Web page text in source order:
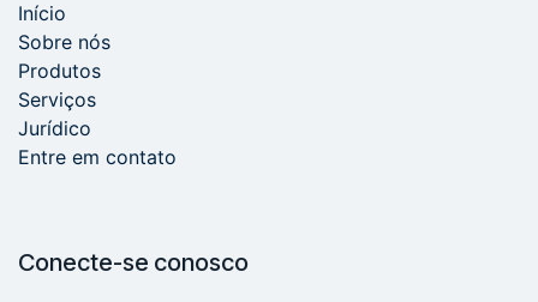
Início
Sobre nós
Produtos
Serviços
Jurídico
Entre em contato
Conecte-se conosco